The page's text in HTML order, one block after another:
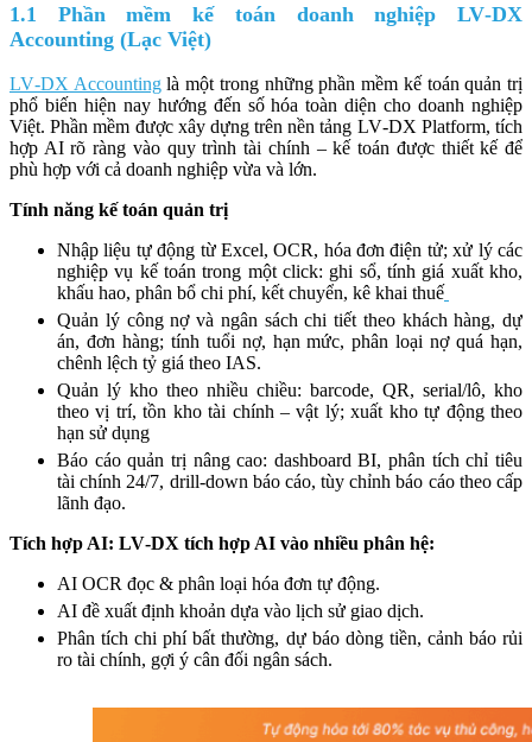
1.1 Phần mềm kế toán doanh nghiệp LV‑DX
Accounting (Lạc Việt)
LV‑DX Accountinglà một trong những phần mềm kế toán quản trị
phổ biến hiện nay hướng đến số hóa toàn diện cho doanh nghiệp
Việt. Phần mềm được xây dựng trên nền tảng LV‑DX Platform, tích
hợp AI rõ ràng vào quy trình tài chính – kế toán được thiết kế để
phù hợp với cả doanh nghiệp vừa và lớn.
Tính năng kế toán quản trị
Nhập liệu tự động từ Excel, OCR, hóa đơn điện tử; xử lý các
nghiệp vụ kế toán trong một click: ghi sổ, tính giá xuất kho,
khấu hao, phân bổ chi phí, kết chuyển, kê khai thuế
Quản lý công nợ và ngân sách chi tiết theo khách hàng, dự
án, đơn hàng; tính tuổi nợ, hạn mức, phân loại nợ quá hạn,
chênh lệch tỷ giá theo IAS.
Quản lý kho theo nhiều chiều: barcode, QR, serial/lô, kho
theo vị trí, tồn kho tài chính – vật lý; xuất kho tự động theo
hạn sử dụng
Báo cáo quản trị nâng cao: dashboard BI, phân tích chỉ tiêu
tài chính 24/7, drill-down báo cáo, tùy chỉnh báo cáo theo cấp
lãnh đạo.
Tích hợp AI: LV‑DX tích hợp AI vào nhiều phân hệ:
AI OCR đọc & phân loại hóa đơn tự động.
AI đề xuất định khoản dựa vào lịch sử giao dịch.
Phân tích chi phí bất thường, dự báo dòng tiền, cảnh báo rủi
ro tài chính, gợi ý cân đối ngân sách.